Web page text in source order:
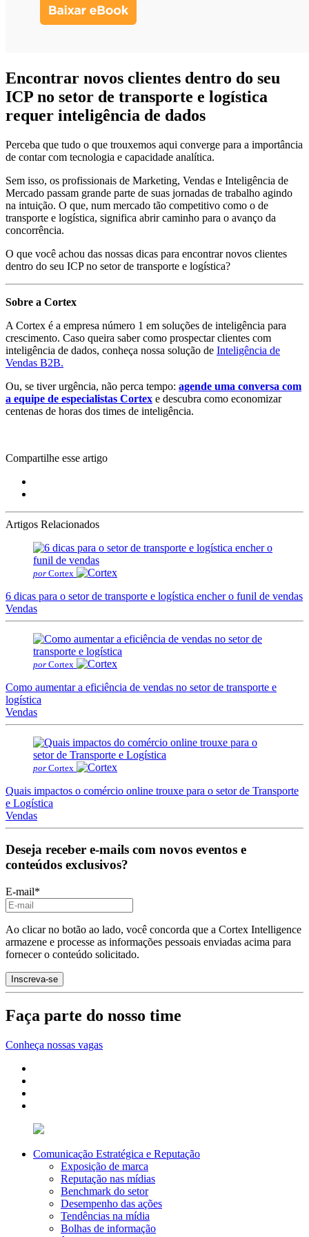
Encontrar novos clientes dentro do seu
ICP no setor de transporte e logística
requer inteligência de dados
Perceba que tudo o que trouxemos aqui converge para a importância
de contar com tecnologia e capacidade analítica.
Sem isso, os profissionais de Marketing, Vendas e Inteligência de
Mercado passam grande parte de suas jornadas de trabalho agindo
na intuição. O que, num mercado tão competitivo como o de
transporte e logística, significa abrir caminho para o avanço da
concorrência.
O que você achou das nossas dicas para encontrar novos clientes
dentro do seu ICP no setor de transporte e logística?
Sobre a Cortex
A Cortex é a empresa número 1 em soluções de inteligência para
crescimento. Caso queira saber como prospectar clientes com
inteligência de dados, conheça nossa solução de Inteligência de
Vendas B2B.
Ou, se tiver urgência, não perca tempo: agende uma conversa com
a equipe de especialistas Cortex e descubra como economizar
centenas de horas dos times de inteligência.
Compartilhe esse artigo
Artigos Relacionados
por Cortex
6 dicas para o setor de transporte e logística encher o funil de vendas
Vendas
por Cortex
Como aumentar a eficiência de vendas no setor de transporte e
logística
Vendas
por Cortex
Quais impactos o comércio online trouxe para o setor de Transporte
e Logística
Vendas
Deseja receber e-mails com novos eventos e
conteúdos exclusivos?
E-mail*
Ao clicar no botão ao lado, você concorda que a Cortex Intelligence
armazene e processe as informações pessoais enviadas acima para
fornecer o conteúdo solicitado.
Faça parte do nosso time
Conheça nossas vagas
Comunicação Estratégica e Reputação
Exposição de marca
Reputação nas mídias
Benchmark do setor
Desempenho das ações
Tendências na mídia
Bolhas de informação